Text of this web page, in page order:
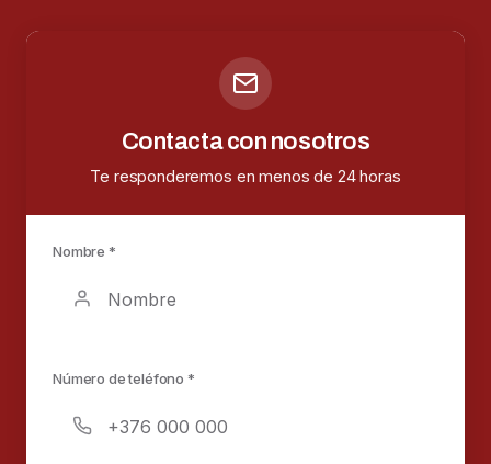
Contacta con nosotros
Te responderemos en menos de 24 horas
Nombre *
Número de teléfono *